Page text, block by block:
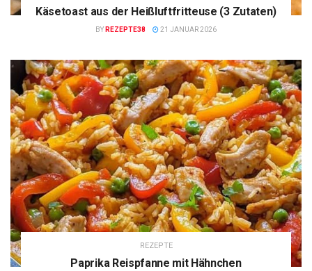
Käsetoast aus der Heißluftfritteuse (3 Zutaten)
BY REZEPTE38 21 JANUAR 2026
REZEPTE
Paprika Reispfanne mit Hähnchen